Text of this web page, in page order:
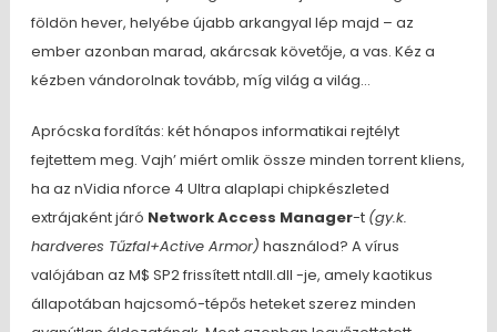
földön hever, helyébe újabb arkangyal lép majd – az
ember azonban marad, akárcsak követője, a vas. Kéz a
kézben vándorolnak tovább, míg világ a világ…
Aprócska fordítás: két hónapos informatikai rejtélyt
fejtettem meg. Vajh’ miért omlik össze minden torrent kliens,
ha az nVidia nforce 4 Ultra alaplapi chipkészleted
extrájaként járó Network Access Manager-t (gy.k.
hardveres Tűzfal+Active Armor) használod? A vírus
valójában az M$ SP2 frissített ntdll.dll -je, amely kaotikus
állapotában hajcsomó-tépős heteket szerez minden